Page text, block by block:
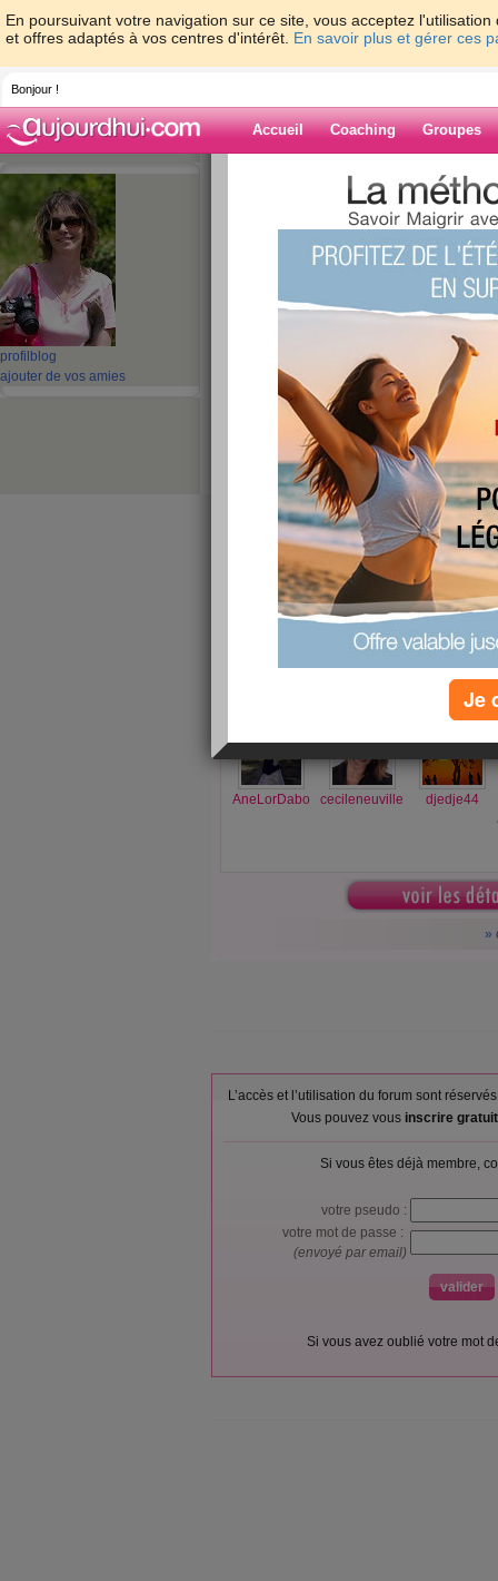
En poursuivant votre navigation sur ce site, vous acceptez
et offres adaptés à vos centres d'intérêt. En savoir plus et gérer ces
Bonjour !
Accueil Coaching Groupes
profil blog
ajouter de vos amies
> MireilleMeyer >
Blog de
Journée Positive
Journée Positive sur
rencontre organisée par
FÉVR
28 départ- 09:00h
fin- 18:00h
où
Cette Journée Positive sera l'occasion pour
et surtout, une opportunité unique de mieux
60€ repas compris !! Réservez vite votre
AneLorDabo cecileneuville
djedje44
»
L’accès et l’utilisation du forum sont
Vous pouvez vous inscrire
Si vous êtes déjà membre,
votre pseudo :
votre mot de passe :
(envoyé par email)
Si vous avez oublié votre mot
Je